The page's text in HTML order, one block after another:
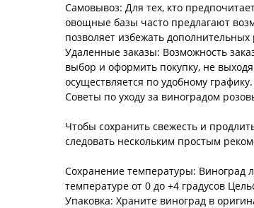
Самовывоз: Для тех, кто
овощные базы часто предлагают
позволяет избежать дополнительных
Удаленные заказы: Возможность
выбор и оформить покупку, не
осуществляется по удобному графику.
Советы по уходу за виноградом
Чтобы сохранить свежесть и
следовать нескольким простым
Сохранение температуры: Виноград
температуре от 0 до +4 градусов
Упаковка: Храните виноград в